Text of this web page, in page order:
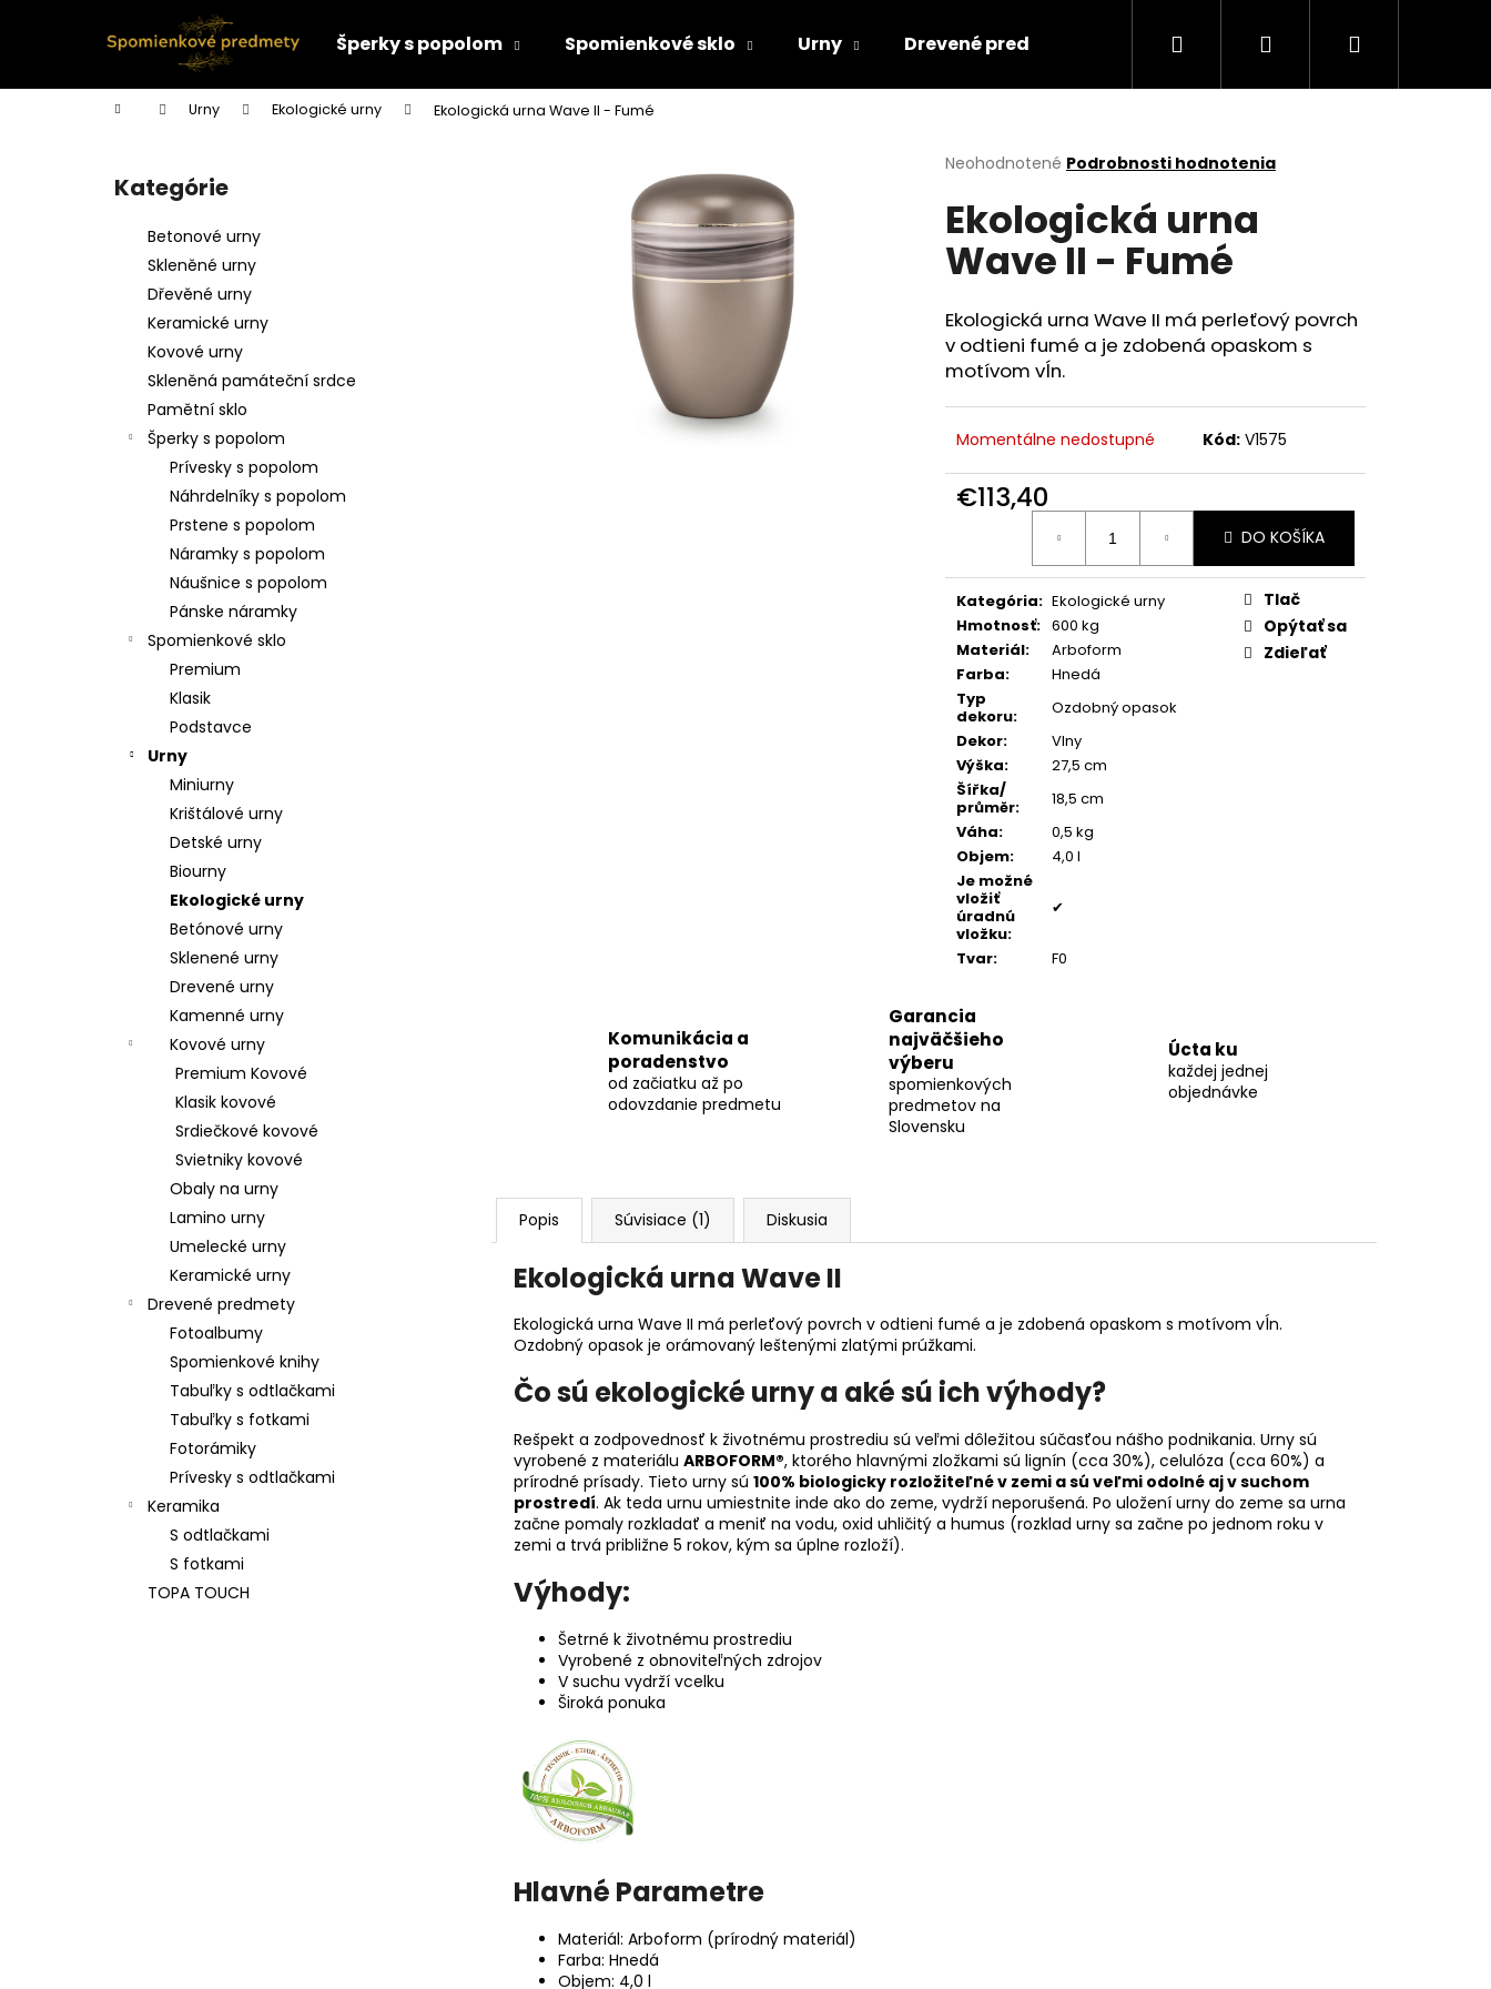
Šperky s popolom Spomienkové sklo Urny Drevené predmety Keramika Ako objednať
Hľadať PrihlásenieNákupný
Domov Urny Ekologické urny Ekologická urna Wave II - Fumé
Preskočiť
kategórie
Kategórie
Betonové urny
Skleněné urny
Dřevěné urny
Keramické urny
Kovové urny
Skleněná památeční srdce
Pamětní sklo
Šperky s popolom
Prívesky s popolom
Náhrdelníky s popolom
Prstene s popolom
Náramky s popolom
Náušnice s popolom
Pánske náramky
Spomienkové sklo
Premium
Klasik
Podstavce
Urny
Miniurny
Krištálové urny
Detské urny
Biourny
Ekologické urny
Betónové urny
Sklenené urny
Drevené urny
Kamenné urny
Kovové urny
Premium Kovové
Klasik kovové
Srdiečkové kovové
Svietniky kovové
Obaly na urny
Lamino urny
Umelecké urny
Keramické urny
Drevené predmety
Fotoalbumy
Spomienkové knihy
Tabuľky s odtlačkami
Tabuľky s fotkami
Fotorámiky
Prívesky s odtlačkami
Keramika
S odtlačkami
S fotkami
TOPA TOUCH
Priemerné
produktu
je
0,0
z
hviezdičiek.
Neohodnotené Podrobnosti hodnotenia
Ekologická urna
Wave II - Fumé
Ekologická urna Wave II má perleťový povrch
v odtieni fumé a je zdobená opaskom s
motívom vĺn.
Momentálne nedostupné Kód: V1575
€113,40
Jednotková
DO KOŠÍKA
Kategória: Ekologické urny
Hmotnosť: 600 kg
Materiál:
Arboform
Farba:
Hnedá
Typ
dekoru:
Ozdobný opasok
Dekor:
Vlny
Výška:
27,5 cm
Šířka/
průměr:
18,5 cm
Váha:
0,5 kg
Objem:
4,0 l
Je možné
vložiť
úradnú
vložku:
✔
Tvar: F0
Tlač
Opýtať sa
Zdieľať
Komunikácia a
poradenstvo
od začiatku až po
odovzdanie predmetu
Garancia
najväčšieho
výberu
spomienkových
predmetov na
Slovensku
Úcta ku
každej jednej
objednávke
Popis Súvisiace (1) Diskusia
Ekologická urna Wave II
Ekologická urna Wave II má perleťový povrch v odtieni fumé a je zdobená opaskom s motívom vĺn.
Ozdobný opasok je orámovaný leštenými zlatými prúžkami.
Čo sú ekologické urny a aké sú ich výhody?
Rešpekt a zodpovednosť k životnému prostrediu sú veľmi dôležitou súčasťou nášho podnikania. Urny sú
vyrobené z materiálu ARBOFORM®, ktorého hlavnými zložkami sú lignín (cca 30%), celulóza (cca 60%) a
prírodné prísady. Tieto urny sú 100% biologicky rozložiteľné v zemi a sú veľmi odolné aj v suchom
prostredí. Ak teda urnu umiestnite inde ako do zeme, vydrží neporušená. Po uložení urny do zeme sa urna
začne pomaly rozkladať a meniť na vodu, oxid uhličitý a humus (rozklad urny sa začne po jednom roku v
zemi a trvá približne 5 rokov, kým sa úplne rozloží).
Výhody:
Šetrné k životnému prostrediu
Vyrobené z obnoviteľných zdrojov
V suchu vydrží vcelku
Široká ponuka
Hlavné Parametre
Materiál: Arboform (prírodný materiál)
Farba: Hnedá
Objem: 4,0 l
í
Späť
do
Späť
do
Čo potrebujete nájsť?
Odporúčame
POZLÁTENÝ PRSTEŇ PERLEŤ
POZLÁTENÝ PRSTEŇ MODRÝ ACHÁT